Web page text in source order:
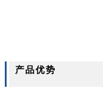
产品优势